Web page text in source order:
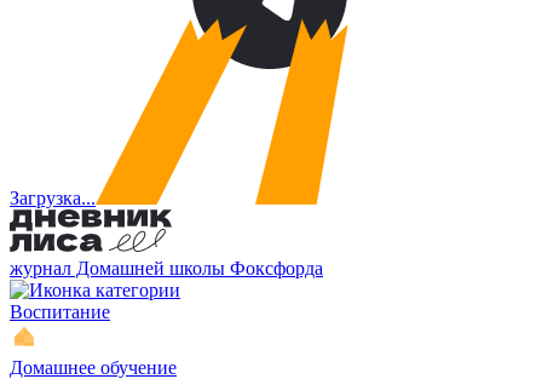
Загрузка...
журнал Домашней школы Фоксфорда
Воспитание
Домашнее обучение